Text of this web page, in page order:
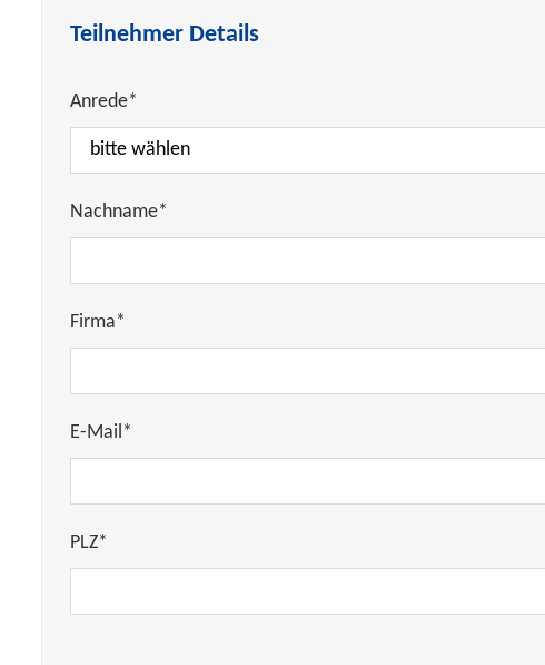
Teilnehmer Details
Anrede*
Nachname*
Firma*
E-Mail*
PLZ*